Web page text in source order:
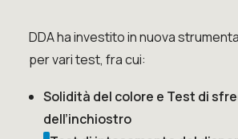
DDA ha investito in nuova
per vari test, fra cui:
Solidità del colore e Test di
dell’inchiostro